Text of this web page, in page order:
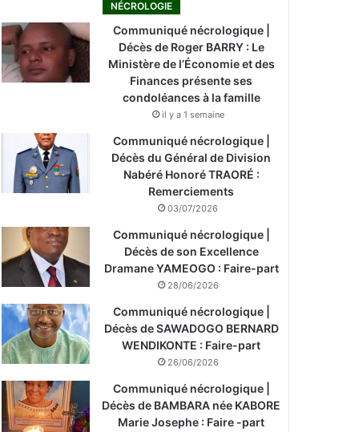
NÉCROLOGIE
Communiqué nécrologique |
Décès de Roger BARRY : Le
Ministère de l’Économie et des
Finances présente ses
condoléances à la famille
il y a 1 semaine
Communiqué nécrologique |
Décès du Général de Division
Nabéré Honoré TRAORÉ :
Remerciements
03/07/2026
Communiqué nécrologique |
Décès de son Excellence
Dramane YAMEOGO : Faire-part
28/06/2026
Communiqué nécrologique |
Décès de SAWADOGO BERNARD
WENDIKONTE : Faire-part
26/06/2026
Communiqué nécrologique |
Décès de BAMBARA née KABORE
Marie Josephe : Faire -part